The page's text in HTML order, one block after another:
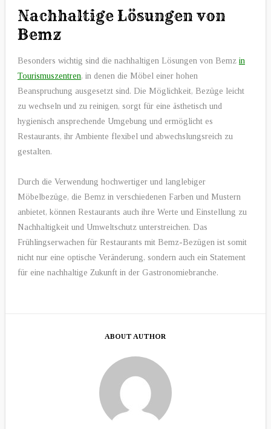
Nachhaltige Lösungen von
Bemz
Besonders wichtig sind die nachhaltigen Lösungen von Bemz in
Tourismuszentren, in denen die Möbel einer hohen
Beanspruchung ausgesetzt sind. Die Möglichkeit, Bezüge leicht
zu wechseln und zu reinigen, sorgt für eine ästhetisch und
hygienisch ansprechende Umgebung und ermöglicht es
Restaurants, ihr Ambiente flexibel und abwechslungsreich zu
gestalten.
Durch die Verwendung hochwertiger und langlebiger
Möbelbezüge, die Bemz in verschiedenen Farben und Mustern
anbietet, können Restaurants auch ihre Werte und Einstellung zu
Nachhaltigkeit und Umweltschutz unterstreichen. Das
Frühlingserwachen für Restaurants mit Bemz-Bezügen ist somit
nicht nur eine optische Veränderung, sondern auch ein Statement
für eine nachhaltige Zukunft in der Gastronomiebranche.
ABOUT AUTHOR